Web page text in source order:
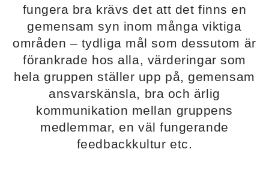
fungera bra krävs det att det finns en
gemensam syn inom många viktiga
områden – tydliga mål som dessutom är
förankrade hos alla, värderingar som
hela gruppen ställer upp på, gemensam
ansvarskänsla, bra och ärlig
kommunikation mellan gruppens
medlemmar, en väl fungerande
feedbackkultur etc.